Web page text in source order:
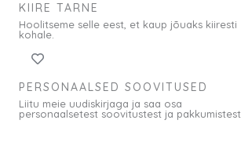
KIIRE TARNE
Hoolitseme selle eest, et kaup jõuaks kiiresti
kohale.
PERSONAALSED SOOVITUSED
Liitu meie uudiskirjaga ja saa osa
personaalsetest soovitustest ja pakkumistest